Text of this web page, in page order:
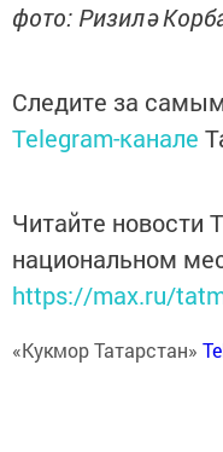
фото: Ризилә
Следите за
Telegram-канале
Читайте новости
национальном
https://max.ru/
«Кукмор Татарстан»